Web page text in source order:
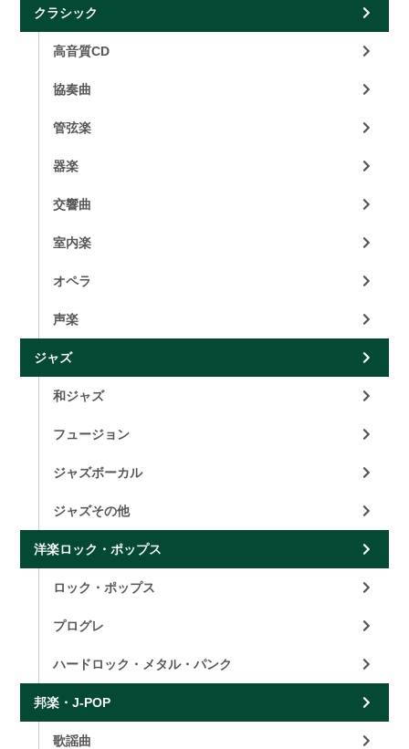
クラシック
高音質CD
協奏曲
管弦楽
器楽
交響曲
室内楽
オペラ
声楽
ジャズ
和ジャズ
フュージョン
ジャズボーカル
ジャズその他
洋楽ロック・ポップス
ロック・ポップス
プログレ
ハードロック・メタル・パンク
邦楽・J-POP
歌謡曲